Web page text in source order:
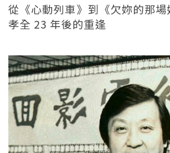
從《心動列車》到《欠妳的那
孝全 23 年後的重逢